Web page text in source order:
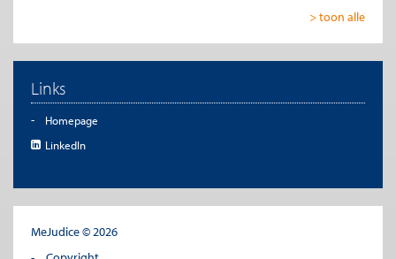
> toon alle
Links
Homepage
LinkedIn
MeJudice © 2026